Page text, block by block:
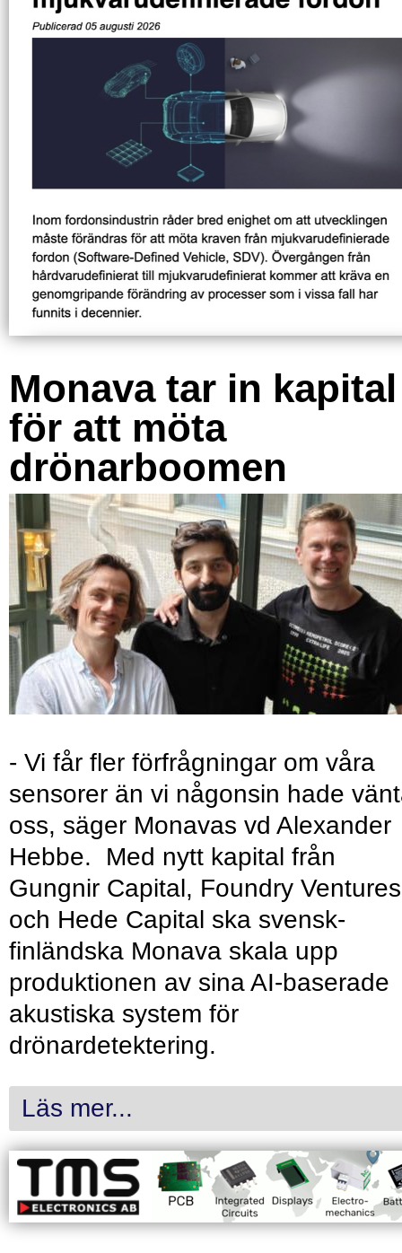
Monava tar in kapital
för att möta
drönarboomen
- Vi får fler förfrågningar om våra
sensorer än vi någonsin hade
oss, säger Monavas vd Alexander
Hebbe. Med nytt kapital från
Gungnir Capital, Foundry Ventures
och Hede Capital ska svensk-
finländska Monava skala upp
produktionen av sina AI-baserade
akustiska system för
drönardetektering.
Läs mer...